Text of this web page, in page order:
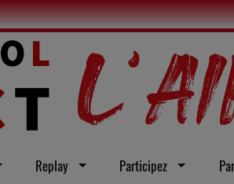
Replay Participez